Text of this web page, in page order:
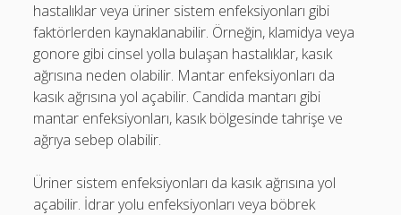
hastalıklar veya üriner sistem enfeksiyonları gibi
faktörlerden kaynaklanabilir. Örneğin, klamidya veya
gonore gibi cinsel yolla bulaşan hastalıklar, kasık
ağrısına neden olabilir. Mantar enfeksiyonları da
kasık ağrısına yol açabilir. Candida mantarı gibi
mantar enfeksiyonları, kasık bölgesinde tahrişe ve
ağrıya sebep olabilir.
Üriner sistem enfeksiyonları da kasık ağrısına yol
açabilir. İdrar yolu enfeksiyonları veya böbrek